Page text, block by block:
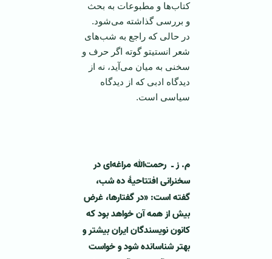
کتاب‌ها و مطبوعات به بحث
و بررسی گذاشته می‌شود.
در حالی که راجع به شب‌های
شعر انستیتو گوته اگر حرف و
سخنی به میان می‌آید، نه از
دیدگاه ادبی که از دیدگاه
سیاسی است.
م. ز ـ رحمت‌الله مراغه‌ای در
سخنرانی افتتاحیۀ ده شب،
گفته است: «در گفتار‌ها، غرض
بیش از همه آن خواهد بود که
کانون نویسندگان ایران بیشتر و
بهتر شناسانده شود و خواست